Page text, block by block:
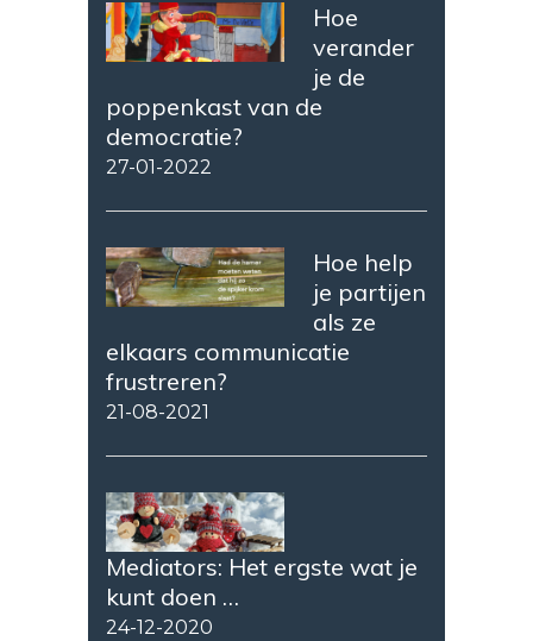
Hoe
verander
je de
poppenkast van de
democratie?
27-01-2022
Hoe help
je partijen
als ze
elkaars communicatie
frustreren?
21-08-2021
Mediators: Het ergste wat je
kunt doen …
24-12-2020